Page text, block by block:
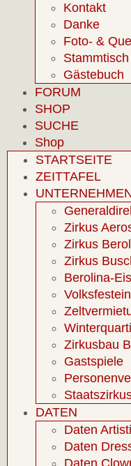
Kontakt
Danke
Foto- &
Stammtisch
Gästebuch
FORUM
SHOP
SUCHE
Shop
STARTSEITE
ZEITTAFEL
Zirkus
Zirkus
Zirkus
Berolina-
Zirkusbau
Gastspiele
DATEN
Daten
Daten
Daten